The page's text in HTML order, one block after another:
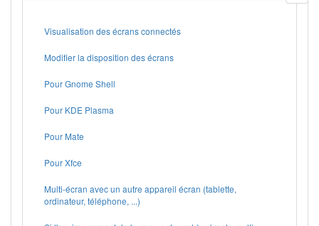
Visualisation des écrans connectés
Modifier la disposition des écrans
Pour Gnome Shell
Pour KDE Plasma
Pour Mate
Pour Xfce
Multi-écran avec un autre appareil écran (tablette,
ordinateur, téléphone, ...)